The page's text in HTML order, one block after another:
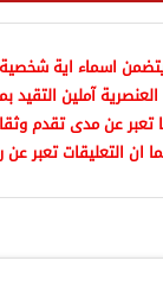
اسماء اية شخصية
العنصرية آملين
تعبر عن مدى تقدم
ان التعليقات تعبر